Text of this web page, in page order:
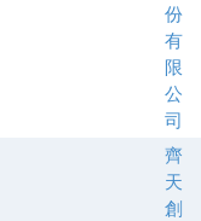
份
有
限
公
司
齊
天
創